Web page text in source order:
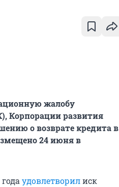
жалобу
Корпорации развития
о возврате кредита в
24 июня в
удовлетворилиск